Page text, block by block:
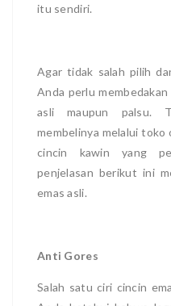
itu sendiri.
Agar tidak salah pilih
Anda perlu
asli maupun palsu.
membelinya melalui toko
cincin kawin yang
penjelasan berikut ini
emas asli.
Anti Gores
Salah satu ciri cincin